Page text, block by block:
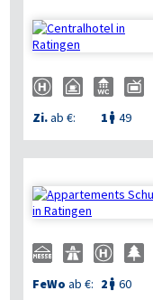

Zi.ab €: 1  49
FeWo ab €: 2  60